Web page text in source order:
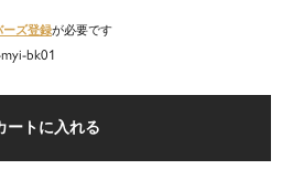
ーズ登録が必要です
bk01
ートに入れる